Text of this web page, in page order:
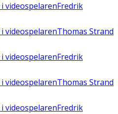
i videospelarenFredrik
i videospelarenThomas Strand
i videospelarenFredrik
i videospelarenThomas Strand
i videospelarenFredrik